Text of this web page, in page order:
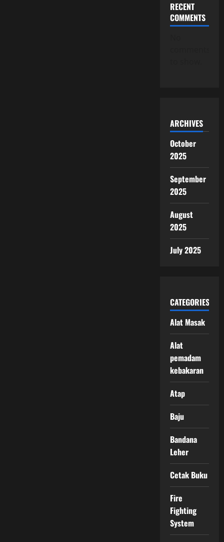
RECENT
COMMENTS
ARCHIVES
October
2025
September
2025
August
2025
July 2025
CATEGORIES
Alat Masak
Alat
pemadam
kebakaran
Atap
Baju
Bandana
Leher
Cetak Buku
Fire
Fighting
System